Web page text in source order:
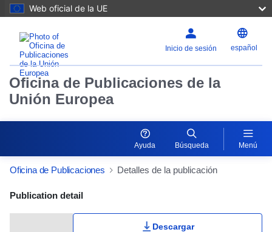
Web oficial de la UE
Inicio de sesión español
Oficina de Publicaciones de la
Unión Europea
Ayuda Búsqueda Menú
Oficina de Publicaciones Detalles de la publicación
Publication Detail Actions Portlet
Publication detail
Descargar